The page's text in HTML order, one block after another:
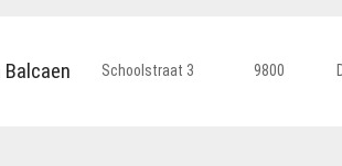
Schoolstraat 3 9800